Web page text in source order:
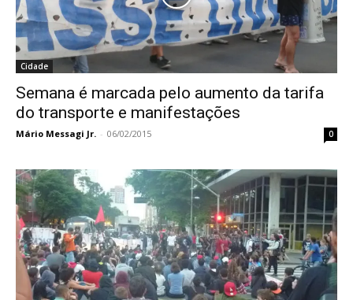
Cidade
Semana é marcada pelo aumento da tarifa
do transporte e manifestações
Mário Messagi Jr. - 06/02/2015 0